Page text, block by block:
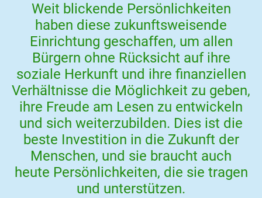
Weit blickende Persönlichkeiten
haben diese zukunftsweisende
Einrichtung geschaffen, um allen
Bürgern ohne Rücksicht auf ihre
soziale Herkunft und ihre finanziellen
Verhältnisse die Möglichkeit zu geben,
ihre Freude am Lesen zu entwickeln
und sich weiterzubilden. Dies ist die
beste Investition in die Zukunft der
Menschen, und sie braucht auch
heute Persönlichkeiten, die sie tragen
und unterstützen.